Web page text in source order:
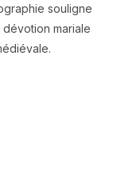
souligne
mariale